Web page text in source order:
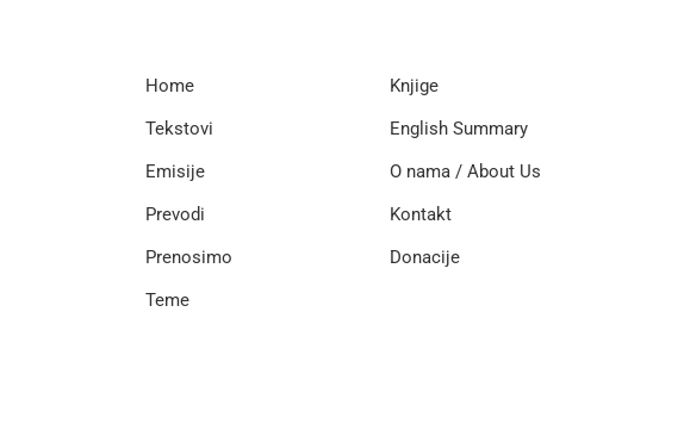
Home
Tekstovi
Emisije
Prevodi
Prenosimo
Teme
Knjige
English Summary
O nama / About Us
Kontakt
Donacije